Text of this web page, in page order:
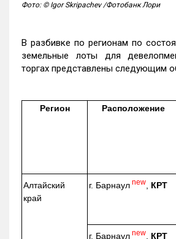
Фото: © Igor Skripachev /Фотобанк Лори
В разбивке по регионам по
земельные лоты для
торгах представлены следующим
Регион Расположение
Алтайский
край
г. Барнаул new КРТ
г. Барнаул new КРТ